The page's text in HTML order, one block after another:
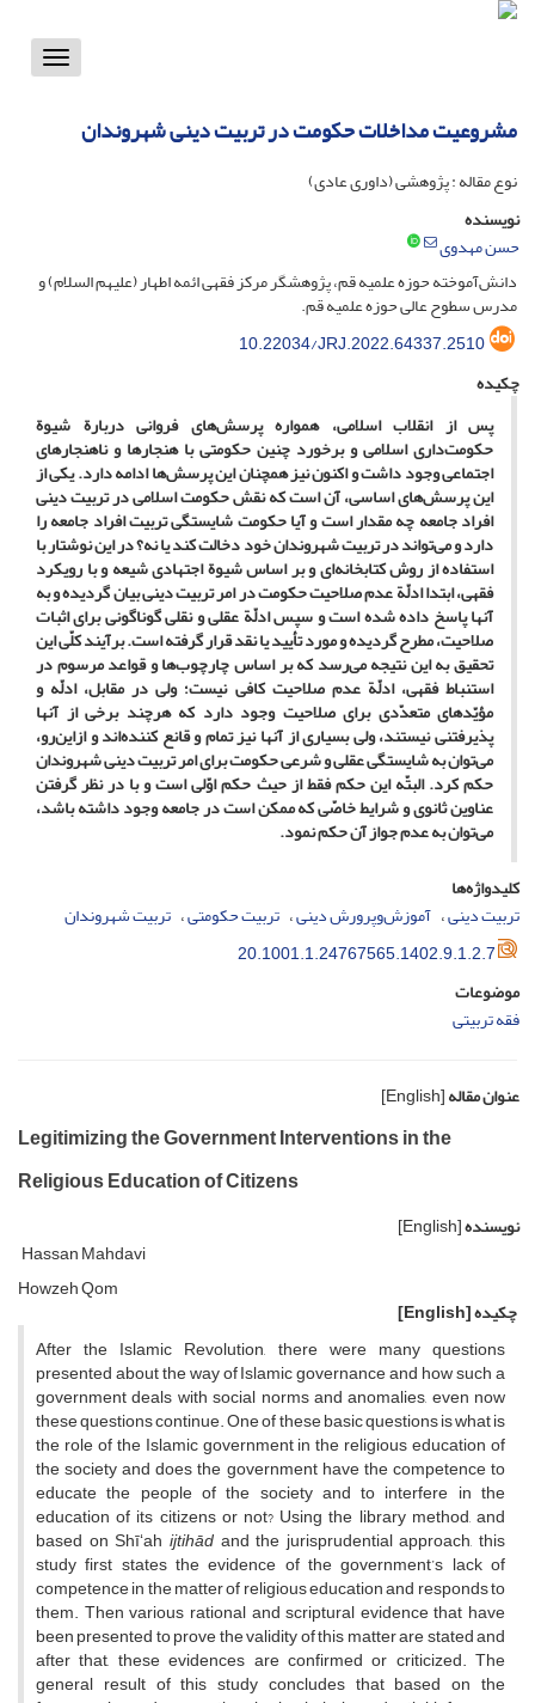
Toggle
مشروعیت مداخلات حکومت در تربیت دینی شهروندان
نوع مقاله : پژوهشی (داوری عادی)
نویسنده
حسن مهدوی
دانش‌آموخته حوزه علمیه قم، پژوهشگر مرکز فقهی ائمه اطهار (علیهم السلام) و
مدرس سطوح عالی حوزه علمیه قم.
10.22034/JRJ.2022.64337.2510
چکیده
پس از انقلاب اسلامی، همواره پرسش‌های فروانی دربارة شیوة
حکومت‌داری اسلامی و برخورد چنین حکومتی با هنجارها و ناهنجارهای
اجتماعی وجود داشت و اکنون نیز همچنان این پرسش‌ها ادامه دارد. یکی از
این پرسش‌های اساسی، آن است که نقش حکومت اسلامی در تربیت دینی
افراد جامعه چه مقدار است و آیا حکومت شایستگی تربیت افراد جامعه را
دارد و می‌تواند در تربیت شهروندان خود دخالت کند یا نه؟ در این نوشتار با
استفاده از روش کتابخانه‌ای و بر اساس شیوة اجتهادی شیعه و با رویکرد
فقهی، ابتدا ادلّة عدم صلاحیت حکومت در امر تربیت دینی بیان گردیده و به
آنها پاسخ داده شده است و سپس ادلّة عقلی و نقلی گوناگونی برای اثبات
صلاحیت، مطرح گردیده و مورد تأیید یا نقد قرار گرفته است. برآیند کلّی این
تحقیق به این نتیجه می‌رسد که بر اساس چارچوب‌ها و قواعد مرسوم در
استنباط فقهی، ادلّة عدم صلاحیت کافی نیست؛ ولی در مقابل، ادلّه و
مؤیّدهای متعدّدی برای صلاحیت وجود دارد که هرچند برخی از آنها
پذیرفتنی نیستند، ولی بسیاری از آنها نیز تمام و قانع کننده‌اند و ازاین‌رو،
می‌توان به شایستگی عقلی و شرعی حکومت برای امر تربیت دینی شهروندان
حکم کرد. البتّه این حکم فقط از حیث حکم اوّلی است و با در نظر گرفتن
عناوین ثانوی و شرایط خاصّی که ممکن است در جامعه وجود داشته باشد،
می‌توان به عدم جواز آن حکم نمود.
کلیدواژه‌ها
تربیت دینی آموزش‌وپرورش دینی تربیت حکومتی تربیت شهروندان
20.1001.1.24767565.1402.9.1.2.7
موضوعات
فقه تربیتی
عنوان مقاله[English]
Legitimizing the Government Interventions in the
Religious Education of Citizens
نویسنده[English]
Hassan Mahdavi
Howzeh Qom
چکیده[English]
After the Islamic Revolution, there were many questions
presented about the way of Islamic governance and how such a
government deals with social norms and anomalies, even now
these questions continue. One of these basic questions is what is
the role of the Islamic government in the religious education of
the society and does the government have the competence to
educate the people of the society and to interfere in the
education of its citizens or not? Using the library method, and
based on Shīʻah ijtihādand the jurisprudential approach, this
study first states the evidence of the government’s lack of
competence in the matter of religious education and responds to
them. Then various rational and scriptural evidence that have
been presented to prove the validity of this matter are stated and
after that, these evidences are confirmed or criticized. The
general result of this study concludes that based on the